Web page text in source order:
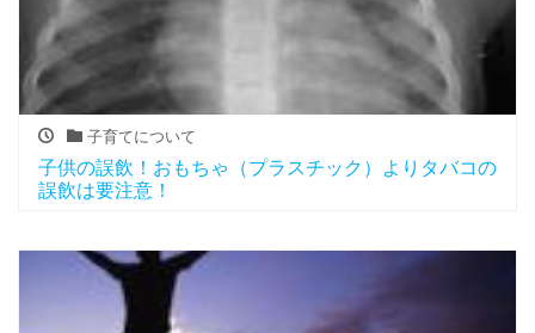
子育てについて
子供の誤飲！おもちゃ（プラスチック）よりタバコの
誤飲は要注意！